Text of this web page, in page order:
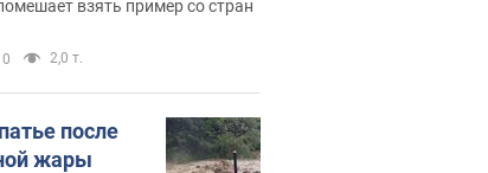
взять пример со стран
2,0 т.
после
жары